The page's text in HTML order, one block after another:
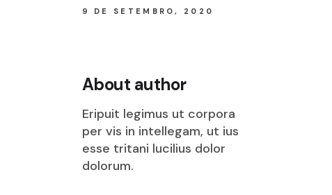
9 DE SETEMBRO, 2020
About author
Eripuit legimus ut corpora
per vis in intellegam, ut ius
esse tritani lucilius dolor
dolorum.